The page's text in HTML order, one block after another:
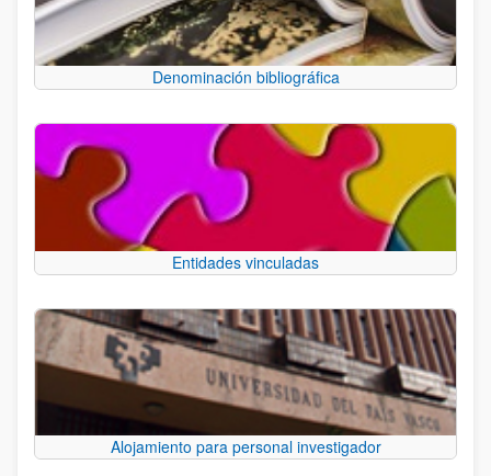
Denominación bibliográfica
Entidades vinculadas
Alojamiento para personal investigador